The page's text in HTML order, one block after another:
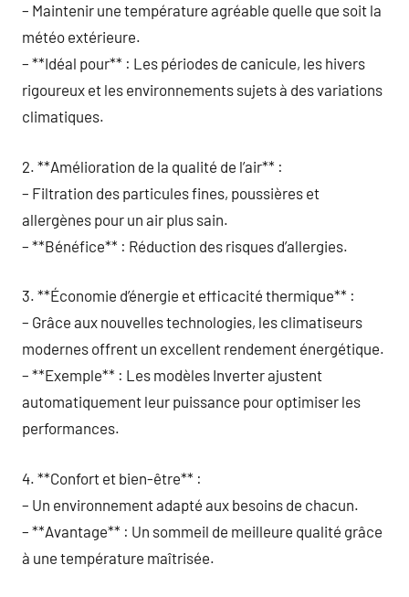
– Maintenir une température agréable quelle que soit la
météo extérieure.
– **Idéal pour** : Les périodes de canicule, les hivers
rigoureux et les environnements sujets à des variations
climatiques.
2. **Amélioration de la qualité de l’air** :
– Filtration des particules fines, poussières et
allergènes pour un air plus sain.
– **Bénéfice** : Réduction des risques d’allergies.
3. **Économie d’énergie et efficacité thermique** :
– Grâce aux nouvelles technologies, les climatiseurs
modernes offrent un excellent rendement énergétique.
– **Exemple** : Les modèles Inverter ajustent
automatiquement leur puissance pour optimiser les
performances.
4. **Confort et bien-être** :
– Un environnement adapté aux besoins de chacun.
– **Avantage** : Un sommeil de meilleure qualité grâce
à une température maîtrisée.